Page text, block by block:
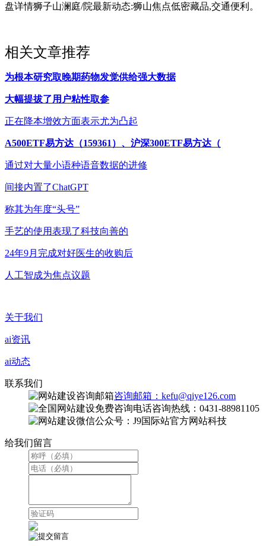
盘详情狮子山澜庭/院最新动态:狮山焦点低密藏品,交通便利。
相关文章推荐
为根本研究取晚期药物发觉供给强大数据
大幅提拔了用户粘性取参
正在降本增效方面表示尤为凸起
A500ETF易方达（159361）、沪深300ETF易方达（
通过对大量小语种语音数据的进修
间接内置了ChatGPT
称其为年度“头号”
手艺的使用表现了科技向善的
24年9月完成对好医生的收购后
人工智成为焦点议题
关于我们
ai资讯
ai动态
联系我们
咨询邮箱：kefu@qiye126.com
咨询热线：0431-88981105
微信公众号：J9国际站官方网站科技
给我们留言